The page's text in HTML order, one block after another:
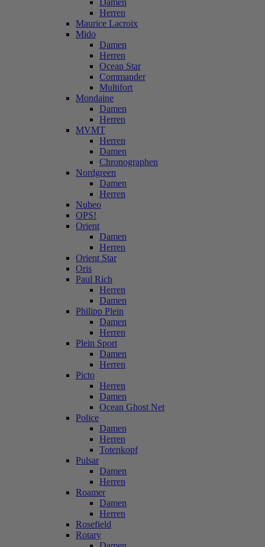
Damen
Herren
Maurice Lacroix
Mido
Damen
Herren
Ocean Star
Commander
Multifort
Mondaine
Damen
Herren
MVMT
Herren
Damen
Chronographen
Nordgreen
Damen
Herren
Nubeo
OPS!
Orient
Damen
Herren
Orient Star
Oris
Paul Rich
Herren
Damen
Philipp Plein
Damen
Herren
Plein Sport
Damen
Herren
Picto
Herren
Damen
Ocean Ghost Net
Police
Damen
Herren
Totenkopf
Pulsar
Damen
Herren
Roamer
Damen
Herren
Rosefield
Rotary